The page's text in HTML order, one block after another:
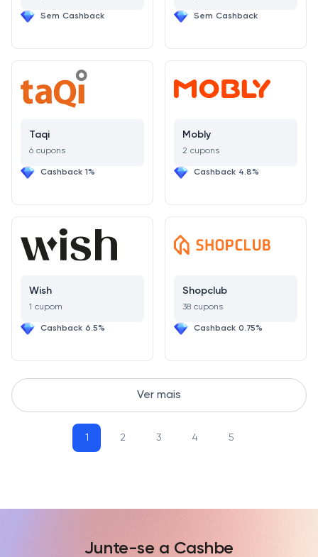
Sem Cashback Sem Cashback
Taqi
6 cupons
Cashback 1%
Mobly
2 cupons
Cashback 4.8%
Wish
1 cupom
Cashback 6.5%
Shopclub
38 cupons
Cashback 0.75%
Ver mais
1 2 3 4 5
Junte-se a Cashbe